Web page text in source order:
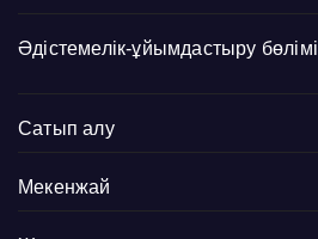
Әдістемелік-ұйымдастыру бөлімі
Сатып алу
Мекенжай